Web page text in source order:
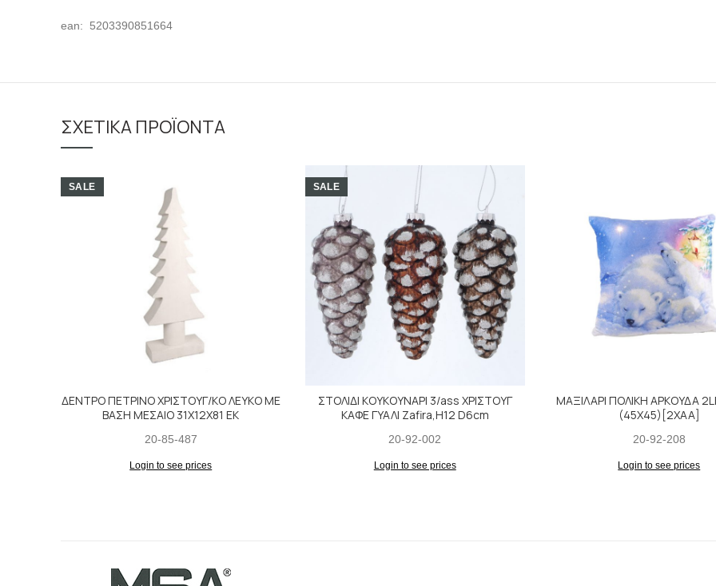
ean: 5203390851664
ΣΧΕΤΙΚΆ ΠΡΟΪΌΝΤΑ
SALE
ΔΕΝΤΡΟ ΠΕΤΡΙΝΟ ΧΡΙΣΤΟΥΓ/ΚΟ ΛΕΥΚΟ ΜΕ
ΒΑΣΗ ΜΕΣΑΙΟ 31Χ12Χ81 ΕΚ
20-85-487
Login to see prices
SALE
ΣΤΟΛΙΔΙ ΚΟΥΚΟΥΝΑΡΙ 3/ass ΧΡΙΣΤΟΥΓ
ΚΑΦΕ ΓΥΑΛΙ Zafira,H12 D6cm
20-92-002
Login to see prices
ΜΑΞΙΛΑΡΙ ΠΟΛΙΚΗ ΑΡΚΟΥΔΑ
(45X45)[2XAA]
20-92-208
Login to see prices